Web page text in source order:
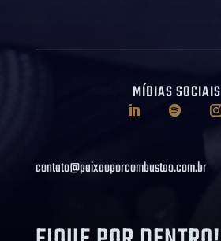
MÍDIAS SOCIAIS
contato@paixaoporcombustao.com.br